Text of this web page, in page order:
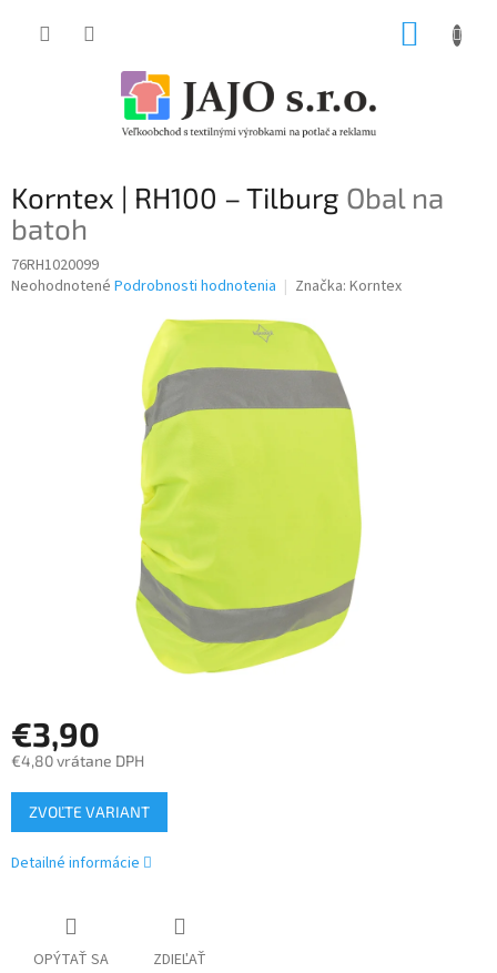
Korntex | RH100 – Tilburg Obal na
batoh
76RH1020099
Priemerné
Neohodnotené Podrobnosti hodnotenia Značka: Korntex
€3,90
€4,80 vrátane DPH
Jednotková
cena:
ZVOĽTE VARIANT
Detailné informácie
OPÝTAŤ SA ZDIEĽAŤ